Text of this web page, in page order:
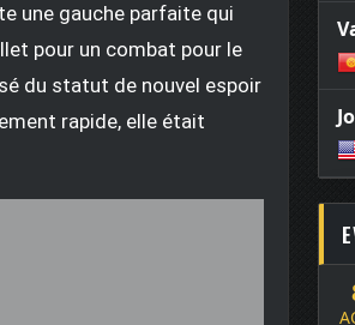
une gauche parfaite qui
pour un combat pour le
du statut de nouvel espoir
rapide, elle était